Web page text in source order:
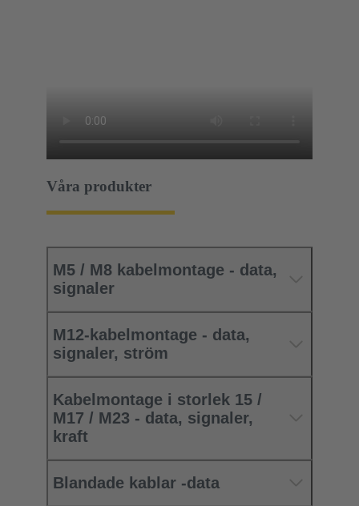
Våra produkter
M5 / M8 kabelmontage - data,
signaler
M12-kabelmontage - data,
signaler, ström
Kabelmontage i storlek 15 /
M17 / M23 - data, signaler,
kraft
Blandade kablar -data